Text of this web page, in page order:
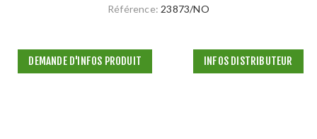
Référence: 23873/NO
DEMANDE D'INFOS PRODUIT INFOS DISTRIBUTEUR